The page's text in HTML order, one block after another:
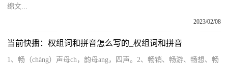
绵文...
2023/02/08
当前快播：权组词和拼音怎么写的_权组词和拼音
1、畅（chàng）声母ch，韵母ang，四声。2、畅销、畅游、畅想、畅